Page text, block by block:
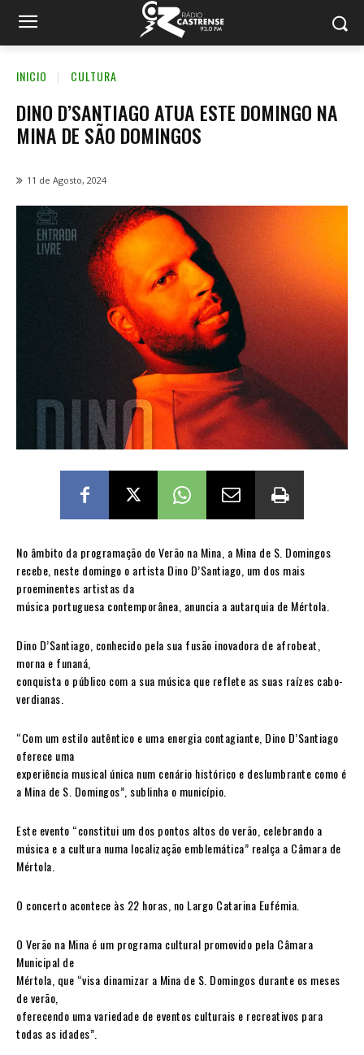
INICIO CULTURA
DINO D’SANTIAGO ATUA ESTE DOMINGO NA
MINA DE SÃO DOMINGOS
11 de Agosto, 2024
No âmbito da programação do Verão na Mina, a Mina de S. Domingos
recebe, neste domingo o artista Dino D’Santiago, um dos mais
proeminentes artistas da
música portuguesa contemporânea, anuncia a autarquia de Mértola.
Dino D’Santiago, conhecido pela sua fusão inovadora de afrobeat,
morna e funaná,
conquista o público com a sua música que reflete as suas raízes cabo-
verdianas.
“Com um estilo autêntico e uma energia contagiante, Dino D’Santiago
oferece uma
experiência musical única num cenário histórico e deslumbrante como é
a Mina de S. Domingos”, sublinha o município.
Este evento “constitui um dos pontos altos do verão, celebrando a
música e a cultura numa localização emblemática” realça a Câmara de
Mértola.
O concerto acontece às 22 horas, no Largo Catarina Eufémia.
O Verão na Mina é um programa cultural promovido pela Câmara
Municipal de
Mértola, que “visa dinamizar a Mina de S. Domingos durante os meses
de verão,
oferecendo uma variedade de eventos culturais e recreativos para
todas as idades”.